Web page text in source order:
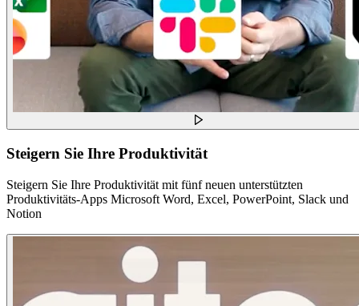
Steigern Sie Ihre Produktivität
Steigern Sie Ihre Produktivität mit fünf neuen unterstützten
Produktivitäts-Apps Microsoft Word, Excel, PowerPoint, Slack und
Notion